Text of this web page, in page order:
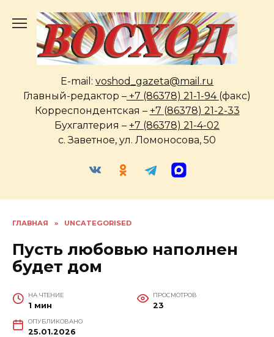
содержанию
E-mail: voshod_gazeta@mail.ru
Главный-редактор – +7 (86378) 21-1-94 (факс)
Корреспондентская – +7 (86378) 21-2-33
Бухгалтерия – +7 (86378) 21-4-02
с. Заветное, ул. Ломоносова, 50
ГЛАВНАЯ » UNCATEGORISED
Пусть любовью наполнен
будет дом
НА ЧТЕНИЕ
1 мин
ПРОСМОТРОВ
23
ОПУБЛИКОВАНО
25.01.2026